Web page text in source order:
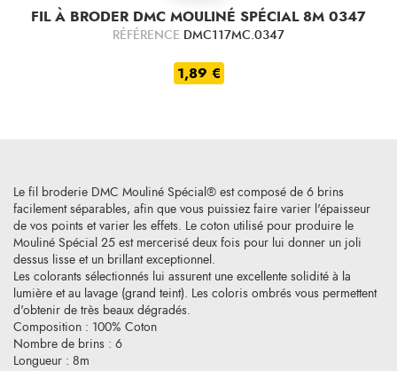
FIL À BRODER DMC MOULINÉ SPÉCIAL 8M 0347
RÉFÉRENCE DMC117MC.0347
1,89 €
Le fil broderie DMC Mouliné Spécial® est composé de 6 brins
facilement séparables, afin que vous puissiez faire varier l'épaisseur
de vos points et varier les effets. Le coton utilisé pour produire le
Mouliné Spécial 25 est mercerisé deux fois pour lui donner un joli
dessus lisse et un brillant exceptionnel.
Les colorants sélectionnés lui assurent une excellente solidité à la
lumière et au lavage (grand teint). Les coloris ombrés vous permettent
d'obtenir de très beaux dégradés.
Composition : 100% Coton
Nombre de brins : 6
Longueur : 8m